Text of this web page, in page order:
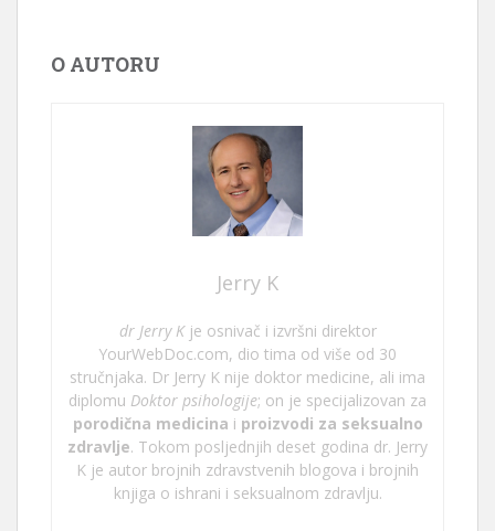
O AUTORU
Jerry K
dr Jerry Kje osnivač i izvršni direktor
YourWebDoc.com, dio tima od više od 30
stručnjaka. Dr Jerry K nije doktor medicine, ali ima
diplomu Doktor psihologije; on je specijalizovan za
porodična medicina i proizvodi za seksualno
zdravlje. Tokom posljednjih deset godina dr. Jerry
K je autor brojnih zdravstvenih blogova i brojnih
knjiga o ishrani i seksualnom zdravlju.